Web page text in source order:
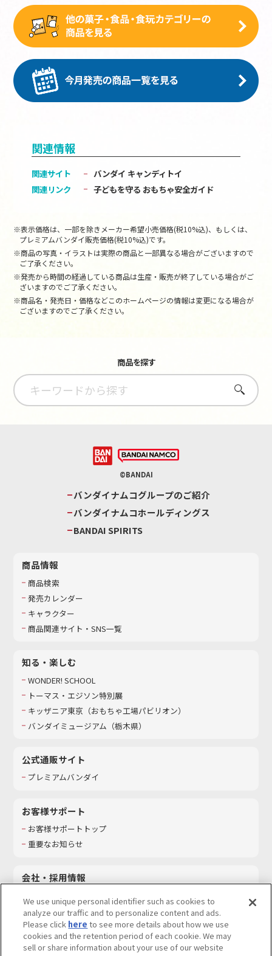
関連情報
関連サイト
バンダイ キャンディトイ
関連リンク
子どもを守る おもちゃ安全ガイド
※表示価格は、一部を除きメーカー希望小売価格(税10%込)、もしくは、
プレミアムバンダイ販売価格(税10%込)です。
※商品の写真・イラストは実際の商品と一部異なる場合がございますので
ご了承ください。
※発売から時間の経過している商品は生産・販売が終了している場合がご
ざいますのでご了承ください。
※商品名・発売日・価格などこのホームページの情報は変更になる場合が
ございますのでご了承ください。
商品を探す
さがす
©BANDAI
バンダイナムコグループのご紹介
バンダイナムコホールディングス
BANDAI SPIRITS
商品情報
商品検索
発売カレンダー
キャラクター
商品関連サイト・SNS一覧
知る・楽しむ
WONDER! SCHOOL
トーマス・エジソン特別展
キッザニア東京（おもちゃ工場パビリオン）​
バンダイミュージアム（栃木県）
公式通販サイト
プレミアムバンダイ
お客様サポート
お客様サポートトップ
重要なお知らせ
会社・採用情報
採用情報
サステナビリティ
お問い合わせ
We use unique personal identifier such as cookies to
analyze our traffic and to personalize content and ads.
Please click here to see more details about how we use
cookies and the retention period of each cookie. We may
sell or share information about your use of our website